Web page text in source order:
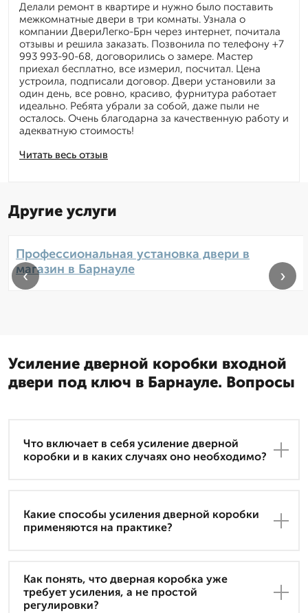
Читать весь отзыв
Делали ремонт в квартире и нужно было поставить
межкомнатные двери в три комнаты. Узнала о
компании ДвериЛегко-Брн через интернет, почитала
отзывы и решила заказать. Позвонила по телефону +7
993 993-90-68, договорились о замере. Мастер
приехал бесплатно, все измерил, посчитал. Цена
устроила, подписали договор. Двери установили за
один день, все ровно, красиво, фурнитура работает
идеально. Ребята убрали за собой, даже пыли не
осталось. Очень благодарна за качественную работу и
адекватную стоимость!
Другие услуги
Профессиональная установка двери в
магазин в Барнауле
‹ ›
Усиление дверной коробки входной
двери под ключ в Барнауле. Вопросы
Что включает в себя усиление дверной
коробки и в каких случаях оно необходимо?
Какие способы усиления дверной коробки
применяются на практике?
Как понять, что дверная коробка уже
требует усиления, а не простой
регулировки?